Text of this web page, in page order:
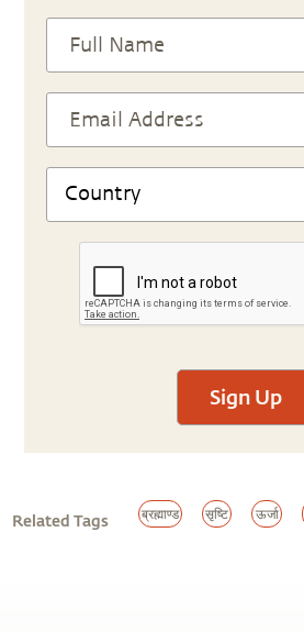
Sign Up
Related Tags ब्रह्माण्ड सृष्टि ऊर्जा